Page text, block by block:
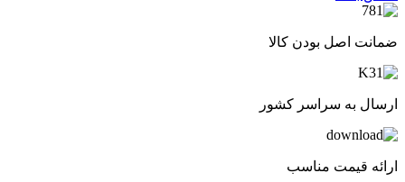
بودن کالا
سراسر کشور
مناسب